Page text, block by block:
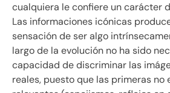
cualquiera le confiere un carácter
Las informaciones icónicas
sensación de ser algo
largo de la evolución no ha sido
capacidad de discriminar las
reales, puesto que las primeras no